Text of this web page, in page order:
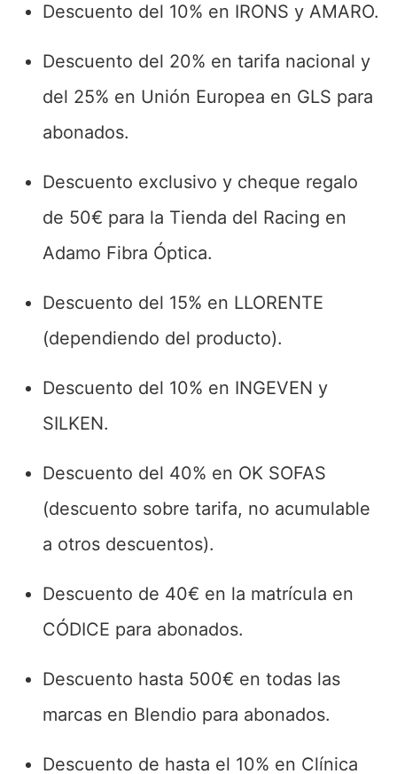
Descuento del 10% en IRONS y AMARO.
Descuento del 20% en tarifa nacional y
del 25% en Unión Europea en GLS para
abonados.
Descuento exclusivo y cheque regalo
de 50€ para la Tienda del Racing en
Adamo Fibra Óptica.
Descuento del 15% en LLORENTE
(dependiendo del producto).
Descuento del 10% en INGEVEN y
SILKEN.
Descuento del 40% en OK SOFAS
(descuento sobre tarifa, no acumulable
a otros descuentos).
Descuento de 40€ en la matrícula en
CÓDICE para abonados.
Descuento hasta 500€ en todas las
marcas en Blendio para abonados.
Descuento de hasta el 10% en Clínica